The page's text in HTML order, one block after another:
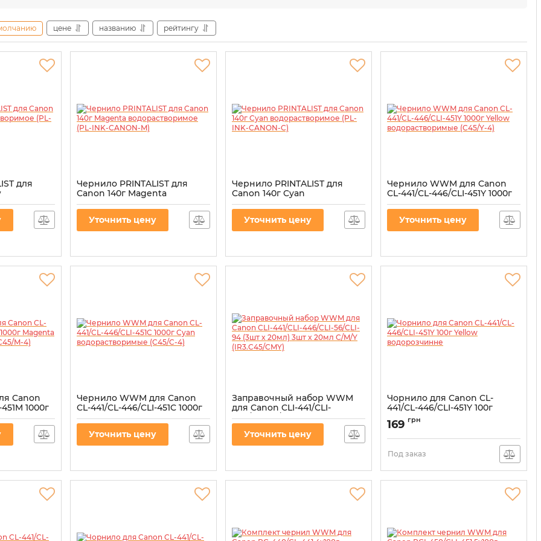
цене названию рейтингу
для
(PL-INK-
Чернило PRINTALIST для
Canon 140г Magenta
водорастворимое (PL-INK-
CANON-M)
Артикул:PL-INK-CANON-M
Уточнить цену
Чернило PRINTALIST для
Canon 140г Cyan
водорастворимое (PL-INK-
CANON-C)
Артикул:PL-INK-CANON-C
Уточнить цену
Чернило WWM для Canon
CL-441/CL-446/CLI-451Y 1000г
Yellow водорастворимые
(C45/Y-4)
Артикул:C45/Y-4
Уточнить цену
Canon
1000г
Чернило WWM для Canon
CL-441/CL-446/CLI-451C 1000г
Cyan водорастворимые
(C45/C-4)
Артикул:C45/C-4
Уточнить цену
Заправочный набор WWM
для Canon CLI-441/CLI-
446/CLI-56/CLI-94 (3шт x 20мл)
3шт x 20мл C/M/Y
(IR3.C45/CMY)
Артикул:IR3.C45/CMY
Уточнить цену
Чорнило для Canon CL-
441/CL-446/CLI-451Y 100г
Yellow водорозчинне
Артикул:
169 грн
Под заказ